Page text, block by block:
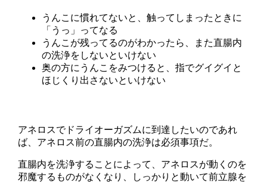
うんこに慣れてないと、触ってしまったときに
「うっ」ってなる
うんこが残ってるのがわかったら、また直腸内
の洗浄をしないといけない
奥の方にうんこをみつけると、指でグイグイと
ほじくり出さないといけない
アネロスでドライオーガズムに到達したいのであれ
ば、アネロス前の直腸内の洗浄は必須事項だ。
直腸内を洗浄することによって、アネロスが動くのを
邪魔するものがなくなり、しっかりと動いて前立腺を